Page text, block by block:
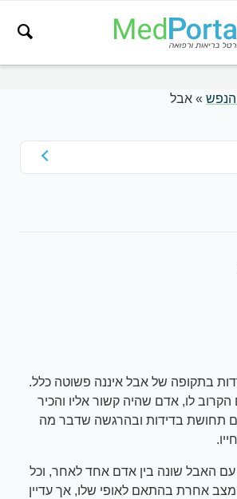
הנפש» אבל
בתקופה של אבל איננה פשוטה כלל.
לו, אדם שהיה קשור אליו והכיר
תחושת בדידות ובהרגשה שדבר מה
עם האבל שונה בין אדם אחד לאחר, וכל
אחרת בהתאם לאופי שלו, אך עדיין